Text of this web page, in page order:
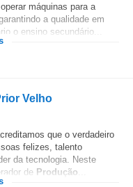
máquinas para a
a qualidade em
o ensino secundário...
Velho
que o verdadeiro
felizes, talento
da tecnologia. Neste
de Produção